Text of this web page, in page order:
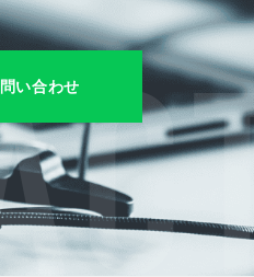
い合わせ